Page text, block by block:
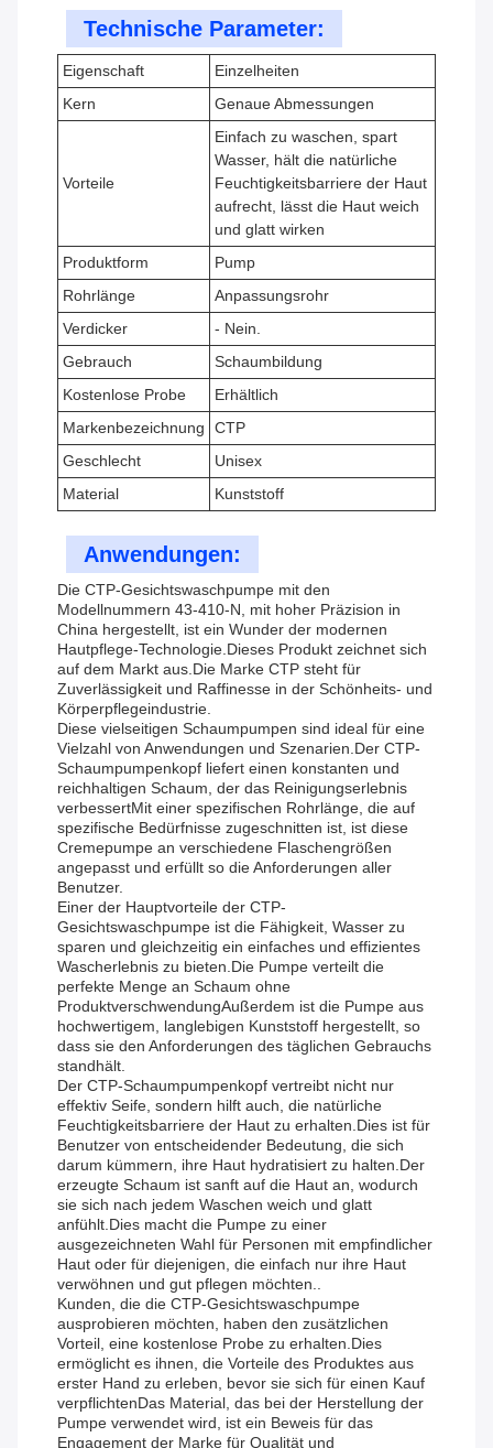
Technische Parameter:
Eigenschaft
Einzelheiten
Kern
Genaue Abmessungen
Vorteile
Einfach zu waschen, spart
Wasser, hält die natürliche
Feuchtigkeitsbarriere der Haut
aufrecht, lässt die Haut weich
und glatt wirken
Produktform
Pump
Rohrlänge
Anpassungsrohr
Verdicker
- Nein.
Gebrauch
Schaumbildung
Kostenlose Probe
Erhältlich
Markenbezeichnung
CTP
Geschlecht
Unisex
Material
Kunststoff
Anwendungen:
Die CTP-Gesichtswaschpumpe mit den
Modellnummern 43-410-N, mit hoher Präzision in
China hergestellt, ist ein Wunder der modernen
Hautpflege-Technologie.Dieses Produkt zeichnet sich
auf dem Markt aus.Die Marke CTP steht für
Zuverlässigkeit und Raffinesse in der Schönheits- und
Körperpflegeindustrie.
Diese vielseitigen Schaumpumpen sind ideal für eine
Vielzahl von Anwendungen und Szenarien.Der CTP-
Schaumpumpenkopf liefert einen konstanten und
reichhaltigen Schaum, der das Reinigungserlebnis
verbessertMit einer spezifischen Rohrlänge, die auf
spezifische Bedürfnisse zugeschnitten ist, ist diese
Cremepumpe an verschiedene Flaschengrößen
angepasst und erfüllt so die Anforderungen aller
Benutzer.
Einer der Hauptvorteile der CTP-
Gesichtswaschpumpe ist die Fähigkeit, Wasser zu
sparen und gleichzeitig ein einfaches und effizientes
Wascherlebnis zu bieten.Die Pumpe verteilt die
perfekte Menge an Schaum ohne
ProduktverschwendungAußerdem ist die Pumpe aus
hochwertigem, langlebigen Kunststoff hergestellt, so
dass sie den Anforderungen des täglichen Gebrauchs
standhält.
Der CTP-Schaumpumpenkopf vertreibt nicht nur
effektiv Seife, sondern hilft auch, die natürliche
Feuchtigkeitsbarriere der Haut zu erhalten.Dies ist für
Benutzer von entscheidender Bedeutung, die sich
darum kümmern, ihre Haut hydratisiert zu halten.Der
erzeugte Schaum ist sanft auf die Haut an, wodurch
sie sich nach jedem Waschen weich und glatt
anfühlt.Dies macht die Pumpe zu einer
ausgezeichneten Wahl für Personen mit empfindlicher
Haut oder für diejenigen, die einfach nur ihre Haut
verwöhnen und gut pflegen möchten..
Kunden, die die CTP-Gesichtswaschpumpe
ausprobieren möchten, haben den zusätzlichen
Vorteil, eine kostenlose Probe zu erhalten.Dies
ermöglicht es ihnen, die Vorteile des Produktes aus
erster Hand zu erleben, bevor sie sich für einen Kauf
verpflichtenDas Material, das bei der Herstellung der
Pumpe verwendet wird, ist ein Beweis für das
Engagement der Marke für Qualität und